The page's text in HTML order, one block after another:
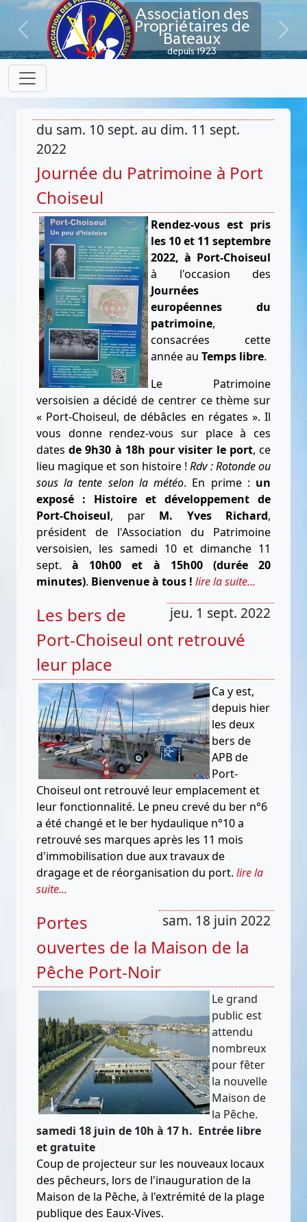
Association des
Propriétaires de
Bateaux
depuis 1923
Previous Next
du sam. 10 sept. au dim. 11 sept.
2022
Journée du Patrimoine à Port
Choiseul
Rendez-vous est pris
les 10 et 11 septembre
2022, à Port-Choiseul
à l'occasion des
Journées
européennes du
patrimoine,
consacrées cette
année au Temps libre.
Le Patrimoine
versoisien a décidé de centrer ce thème sur
« Port-Choiseul, de débâcles en régates ». Il
vous donne rendez-vous sur place à ces
datesde 9h30 à 18h pour visiter le port, ce
lieu magique et son histoire !Rdv : Rotonde ou
sous la tente selon la météo. En prime : un
exposé : Histoire et développement de
Port-Choiseul, par M. Yves Richard,
président de l'Association du Patrimoine
versoisien, les samedi 10 et dimanche 11
sept.à 10h00 et à 15h00 (durée 20
minutes). Bienvenue à tous ! lire la suite...
jeu. 1 sept. 2022
Les bers de
Port-Choiseul ont retrouvé
leur place
Ca y est,
depuis hier
les deux
bers de
APB de
Port-
Choiseul ont retrouvé leur emplacement et
leur fonctionnalité. Le pneu crevé du ber n°6
a été changé et le ber hydaulique n°10 a
retrouvé ses marques après les 11 mois
d'immobilisation due aux travaux de
dragage et de réorganisation du port. lire la
suite...
sam. 18 juin 2022
Portes
ouvertes de la Maison de la
Pêche Port-Noir
Le grand
public est
attendu
nombreux
pour fêter
la nouvelle
Maison de
la Pêche.
samedi 18 juin de 10h à 17 h. Entrée libre
et gratuite
Coup de projecteur sur les nouveaux locaux
des pêcheurs, lors de l'inauguration de la
Maison de la Pêche, à l'extrémité de la plage
publique des Eaux-Vives.